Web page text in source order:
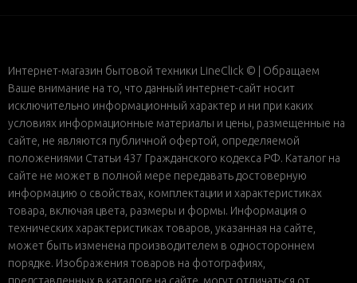
Интернет-магазин бытовой техники LineClick © | Обращаем
Ваше внимание на то, что данный интернет-сайт носит
исключительно информационный характер и ни при каких
условиях информационные материалы и цены, размещенные на
сайте, не являются публичной офертой, определяемой
положениями Статьи 437 Гражданского кодекса РФ. Каталог на
сайте не может в полной мере передавать достоверную
информацию о свойствах, комплектации и характеристиках
товара, включая цвета, размеры и формы. Информация о
технических характеристиках товаров, указанная на сайте,
может быть изменена производителем в одностороннем
порядке. Изображения товаров на фотографиях,